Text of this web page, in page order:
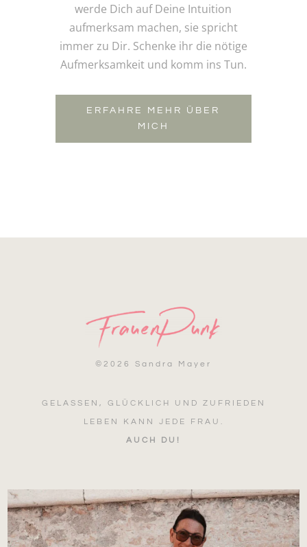
werde Dich auf Deine Intuition
aufmerksam machen, sie spricht
immer zu Dir. Schenke ihr die nötige
Aufmerksamkeit und komm ins Tun.
ERFAHRE MEHR ÜBER
MICH
© 2026 Sandra Mayer
GELASSEN, GLÜCKLICH UND ZUFRIEDEN
LEBEN KANN JEDE FRAU.
AUCH DU!